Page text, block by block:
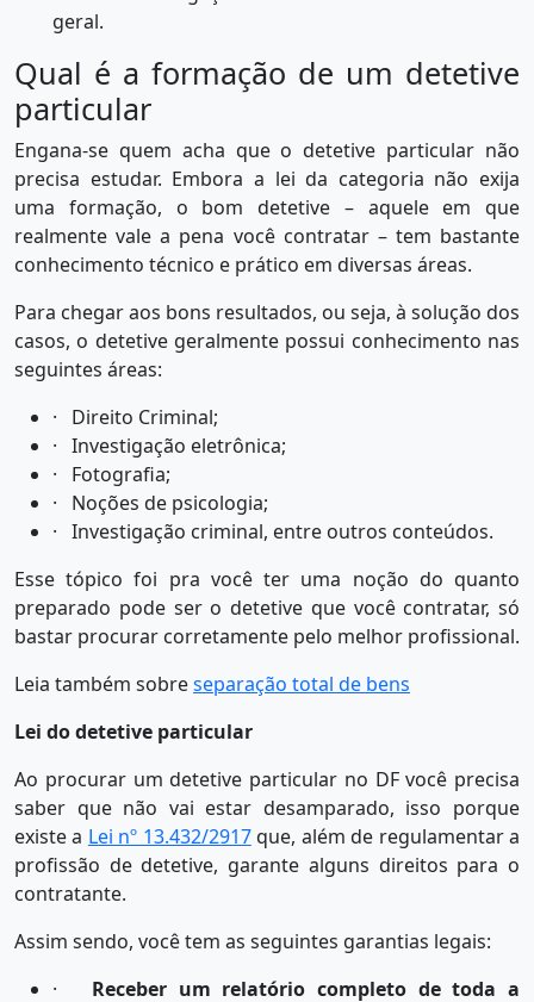
geral.
Qual é a formação de um detetive
particular
Engana-se quem acha que o detetive particular não
precisa estudar. Embora a lei da categoria não exija
uma formação, o bom detetive – aquele em que
realmente vale a pena você contratar – tem bastante
conhecimento técnico e prático em diversas áreas.
Para chegar aos bons resultados, ou seja, à solução dos
casos, o detetive geralmente possui conhecimento nas
seguintes áreas:
· Direito Criminal;
· Investigação eletrônica;
· Fotografia;
· Noções de psicologia;
· Investigação criminal, entre outros conteúdos.
Esse tópico foi pra você ter uma noção do quanto
preparado pode ser o detetive que você contratar, só
bastar procurar corretamente pelo melhor profissional.
Leia também sobreseparação total de bens
Lei do detetive particular
Ao procurar um detetive particular no DF você precisa
saber que não vai estar desamparado, isso porque
existe a Lei nº 13.432/2917que, além de regulamentar a
profissão de detetive, garante alguns direitos para o
contratante.
Assim sendo, você tem as seguintes garantias legais:
· Receber um relatório completo de toda a